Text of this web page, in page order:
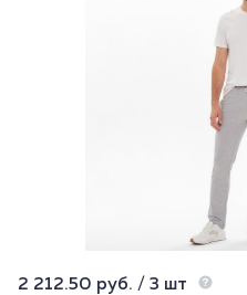
2 212.50 руб. / 3 шт